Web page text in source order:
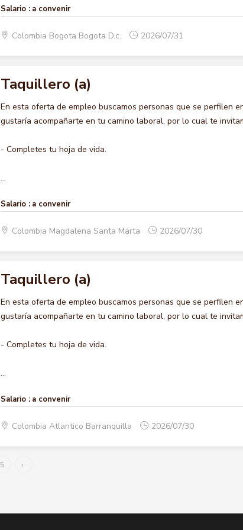
Salario : a convenir
Colombia Bogota Bogota D.c. 2026/07/31
Taquillero (a)
En esta oferta de empleo buscamos personas que se perfilen
gustaría acompañarte en tu camino laboral, por lo cual te
- Completes tu hoja de vida.
...
Salario : a convenir
Colombia Magdalena Santa Marta 2026/07/30
Taquillero (a)
En esta oferta de empleo buscamos personas que se perfilen
gustaría acompañarte en tu camino laboral, por lo cual te
- Completes tu hoja de vida.
...
Salario : a convenir
Colombia Atlantico Barranquilla 2026/07/30
5 ›